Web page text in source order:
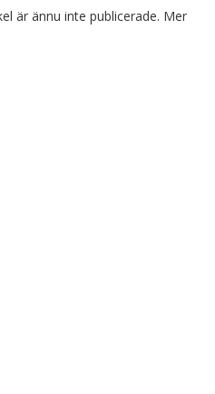
är ännu inte publicerade. Mer